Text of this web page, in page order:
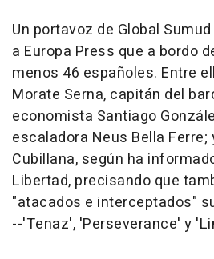
Un portavoz de Global
a Europa Press que a bordo
menos 46 españoles. Entre
Morate Serna, capitán del
economista Santiago
escaladora Neus Bella Ferre;
Cubillana, según ha
Libertad, precisando que
"atacados e interceptados"
--'Tenaz', 'Perseverance' y